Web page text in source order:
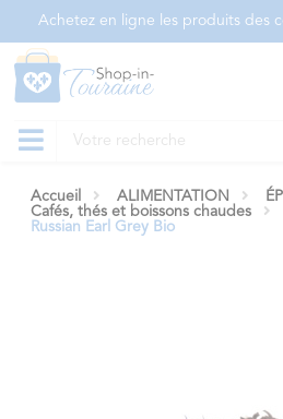
Achetez en ligne les produits des
Accueil ALIMENTATION
Cafés, thés et boissons chaudes
Russian Earl Grey Bio
Panneau de gestion des cookies